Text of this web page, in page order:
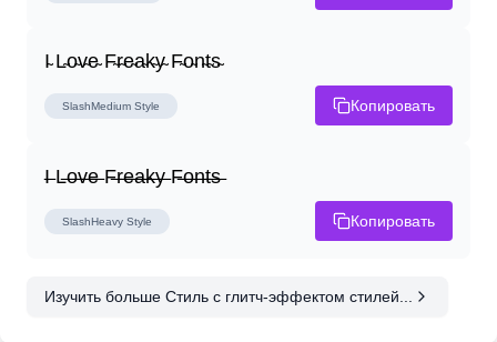
I̴ L̴o̴v̴e̴ F̴r̴e̴a̴k̴y̴ F̴o̴n̴t̴s̴
SlashMedium Style Копировать
I̶ L̶o̶v̶e̶ F̶r̶e̶a̶k̶y̶ F̶o̶n̶t̶s̶
SlashHeavy Style Копировать
Изучить больше Стиль с глитч-эффектом стилей...